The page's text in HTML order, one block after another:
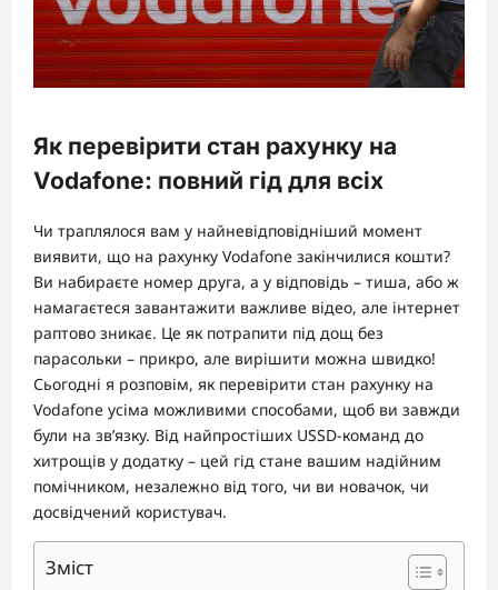
Як перевірити стан рахунку на
Vodafone: повний гід для всіх
Чи траплялося вам у найневідповідніший момент
виявити, що на рахунку Vodafone закінчилися кошти?
Ви набираєте номер друга, а у відповідь – тиша, або ж
намагаєтеся завантажити важливе відео, але інтернет
раптово зникає. Це як потрапити під дощ без
парасольки – прикро, але вирішити можна швидко!
Сьогодні я розповім, як перевірити стан рахунку на
Vodafone усіма можливими способами, щоб ви завжди
були на зв’язку. Від найпростіших USSD-команд до
хитрощів у додатку – цей гід стане вашим надійним
помічником, незалежно від того, чи ви новачок, чи
досвідчений користувач.
Зміст